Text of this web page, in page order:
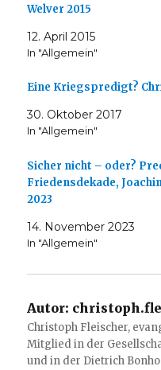
Welver 2015
12. April 2015
In "Allgemein"
Eine Kriegspredigt?
30. Oktober 2017
In "Allgemein"
Sicher nicht – oder?
Friedensdekade,
2023
14. November 2023
In "Allgemein"
Autor:
Christoph Fleischer,
Mitglied in der
und in der Dietrich